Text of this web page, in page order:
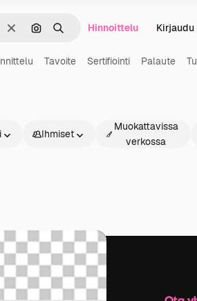
SelkeäHae kuvan perusteella
Haku Hinnoittelu Kirjaudu
Tavoite Sertifiointi Palaute
Ihmiset
Muokattavissa
verkossa